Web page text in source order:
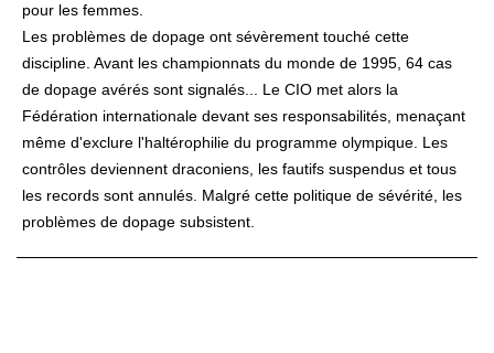
pour les femmes.
Les problèmes de dopage ont sévèrement touché cette
discipline. Avant les championnats du monde de 1995, 64 cas
de dopage avérés sont signalés... Le CIO met alors la
Fédération internationale devant ses responsabilités, menaçant
même d'exclure l'haltérophilie du programme olympique. Les
contrôles deviennent draconiens, les fautifs suspendus et tous
les records sont annulés. Malgré cette politique de sévérité, les
problèmes de dopage subsistent.